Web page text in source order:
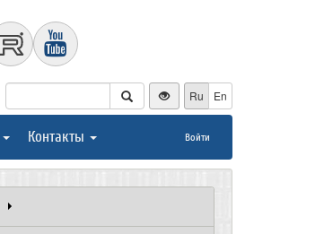
Ru En
Контакты Войти